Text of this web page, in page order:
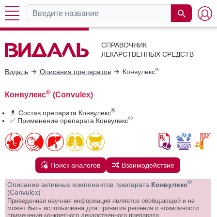
СПРАВОЧНИК
ЛЕКАРСТВЕННЫХ СРЕДСТВ
Видаль Описания препаратов Конвулекс®
Конвулекс® (Convulex)
💊 Состав препарата Конвулекс®
✅ Применение препарата Конвулекс®
Поиск аналогов Взаимодействие
Описание активных компонентов препарата Конвулекс®
(Convulex)
Приведенная научная информация является обобщающей и не
может быть использована для принятия решения о возможности
применения конкретного лекарственного препарата.